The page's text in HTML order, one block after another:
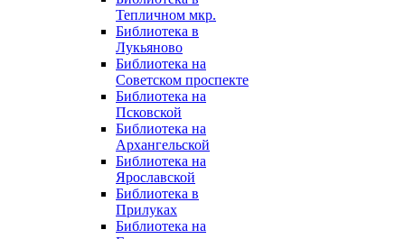
Тепличном мкр.
Библиотека в
Лукьяново
Библиотека на
Советском проспекте
Библиотека на
Псковской
Библиотека на
Архангельской
Библиотека на
Ярославской
Библиотека в
Прилуках
Библиотека на